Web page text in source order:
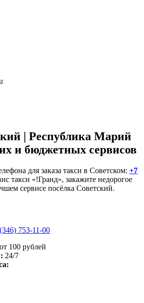
| Республика Марий
и бюджетных сервисов
для заказа такси в Советском: +7
такси «!Гранд», закажите недорогое
сервисе посёлка Советский.
753-11-00
от 100 рублей
24/7